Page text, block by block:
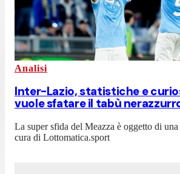
Analisi
Inter-Lazio, statistiche e
vuole sfatare il tabù
La super sfida del Meazza è oggetto di
cura di Lottomatica.sport